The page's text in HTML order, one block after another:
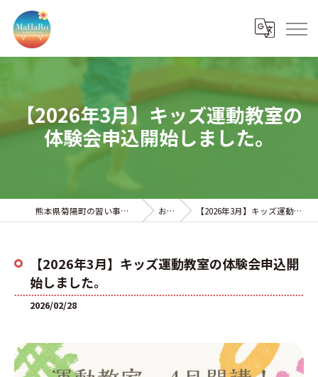
【2026年3月】キッズ運動教室の
体験会申込開始しました。
熊本県菊陽町の習い事ならMaHaRoトランポリンクラブ お知らせ 【2026年3月】キッズ運動教室の体験会申込開始しました。
【2026年3月】キッズ運動教室の体験会申込開
始しました。
2026/02/28